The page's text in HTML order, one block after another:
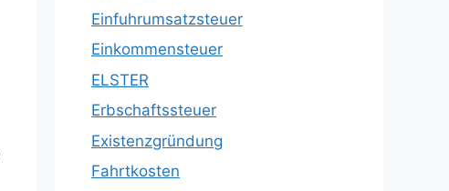
Einfuhrumsatzsteuer
Einkommensteuer
ELSTER
Erbschaftssteuer
Existenzgründung
Fahrtkosten